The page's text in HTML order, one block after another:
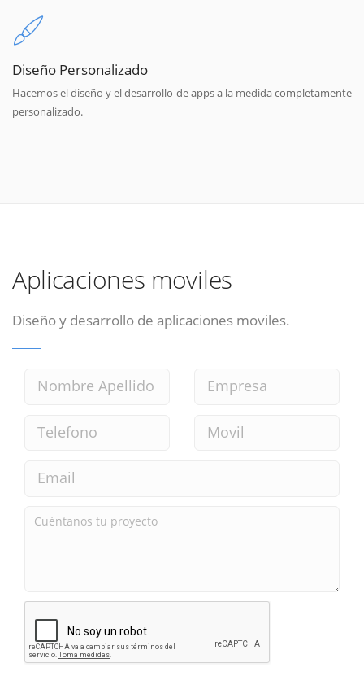
Diseño Personalizado
Hacemos el diseño y el desarrollo de apps a la medida completamente
personalizado.
Aplicaciones moviles
Diseño y desarrollo de aplicaciones moviles.